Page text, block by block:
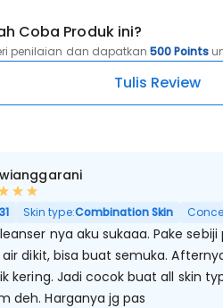
Coba Produk ini?
penilaian dan dapatkan 500 Points
Tulis Review
31 Skin type:Combination Skin
nya aku sukaaa. Pake sebiji
air dikit, bisa buat semuka.
kering. Jadi cocok buat all skin
deh. Harganya jg pas